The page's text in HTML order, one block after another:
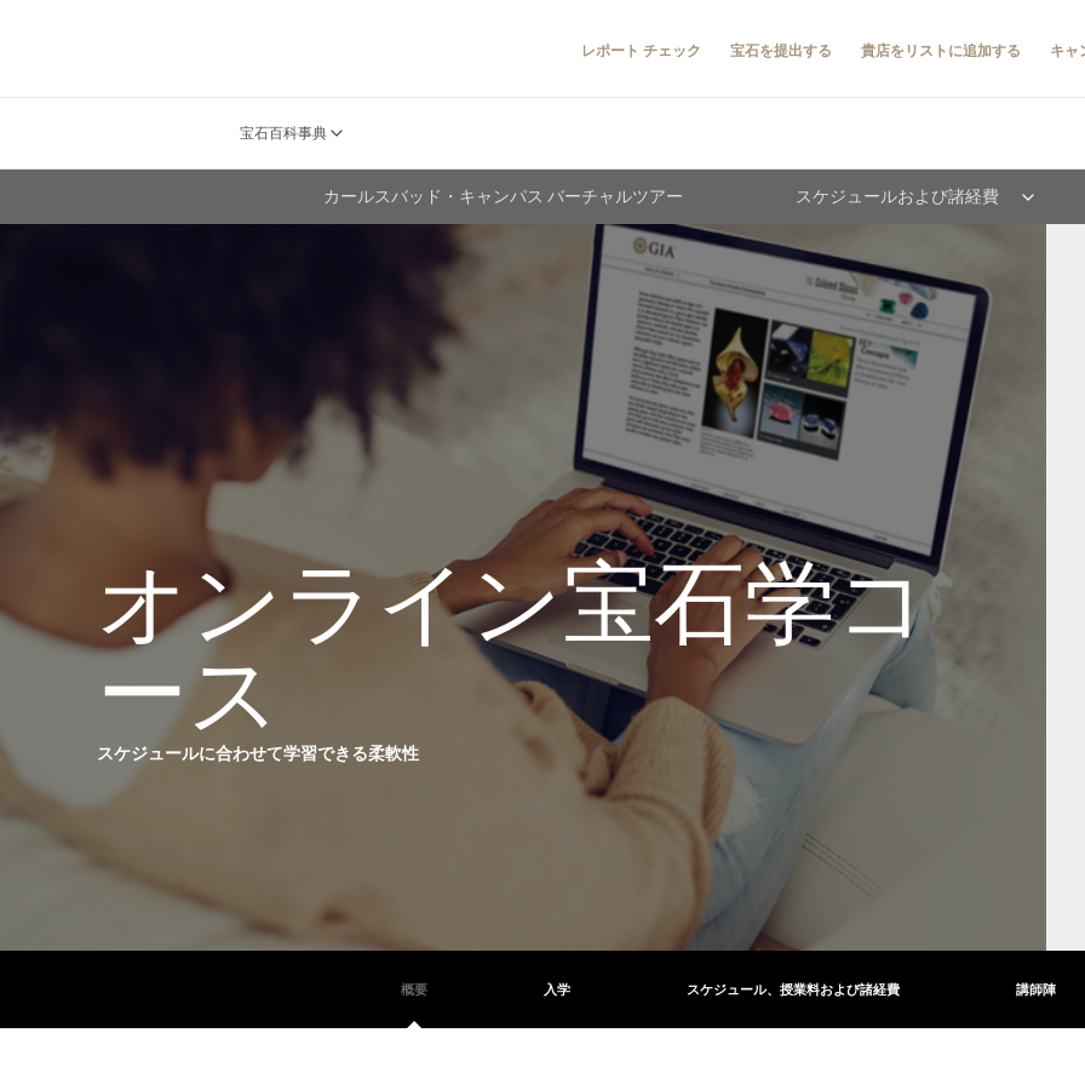
レポート チェック 宝石を提出する 貴店をリストに追加する キャ
宝石百科事典
カールスバッド・キャンパス バーチャルツアー スケジュールおよび諸経費
オンライン宝石学コ
ース
スケジュールに合わせて学習できる柔軟性
概要 入学 スケジュール、授業料および諸経費 講師陣